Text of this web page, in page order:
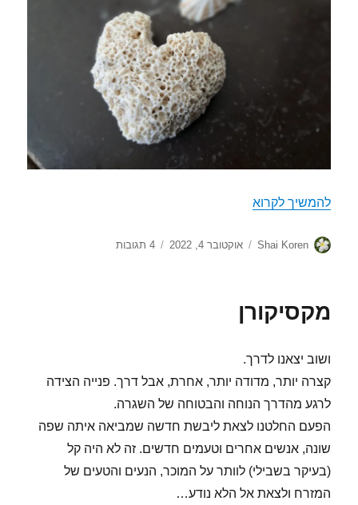
להמשיך לקרוא
מחבר
Shai Koren
פורסם
אוקטובר 4, 2022 4 תגובות
על
מקסיקורן
ושוב יצאנו לדרך.
קצרה יותר, מדודה יותר, אחרת, אבל דרך. פנייה הצידה
לרגע מהדרך הנוחה והבטוחה של השגרה.
הפעם החלטנו לצאת ליבשת חדשה שמביאה איתה שפה
שונה, אנשים אחרים וטעמים חדשים. זה לא היה קל
(בעיקר בשבילי) לוותר על המוכר, הנעים והטעים של
המזרח ולצאת אל הלא נודע…